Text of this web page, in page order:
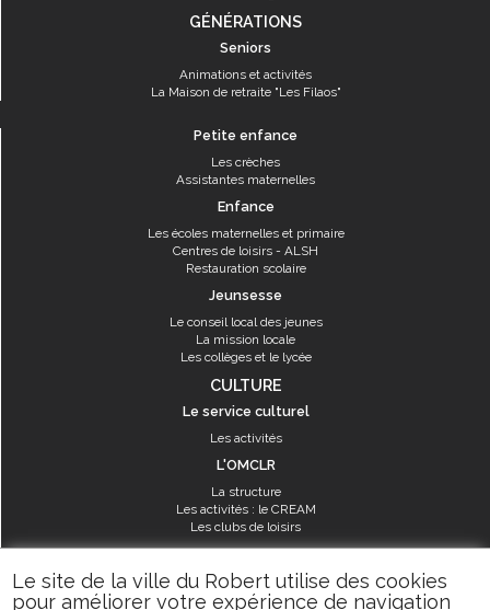
Le site de la ville du Robert utilise des cookies
pour améliorer votre expérience de navigation
GÉNÉRATIONS
Seniors
Animations et activités
La Maison de retraite "Les Filaos"
Petite enfance
Les crèches
Assistantes maternelles
Enfance
Les écoles maternelles et primaire
Centres de loisirs - ALSH
Restauration scolaire
Jeunsesse
Le conseil local des jeunes
La mission locale
Les collèges et le lycée
CULTURE
Le service culturel
Les activités
L'OMCLR
La structure
Les activités : le CREAM
Les clubs de loisirs
SPORT
Les équipements sportifs